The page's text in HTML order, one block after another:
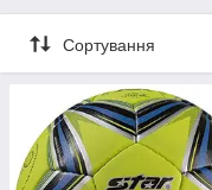
Сортування